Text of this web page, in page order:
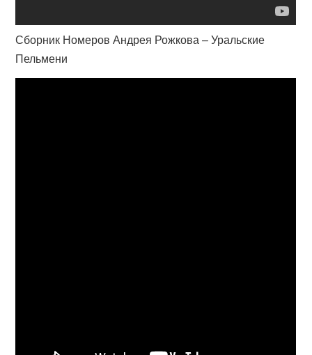
Сборник Номеров Андрея Рожкова – Уральские
Пельмени